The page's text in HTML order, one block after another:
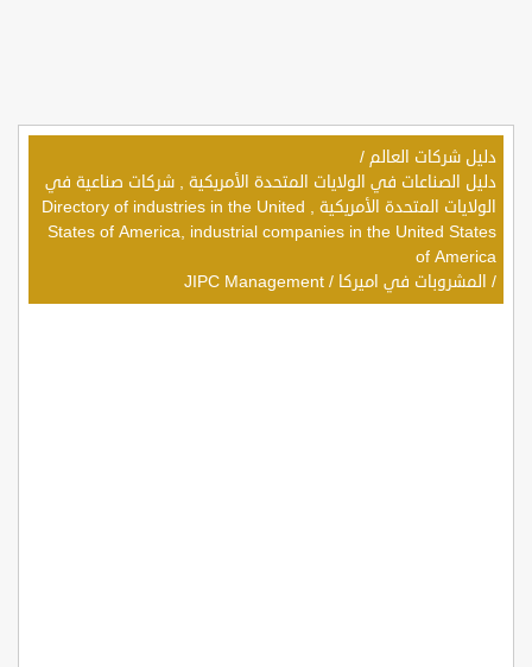
دليل شركات العالم /
دليل الصناعات في الولايات المتحدة الأمريكية , شركات صناعية في
الولايات المتحدة الأمريكية , Directory of industries in the United
States of America, industrial companies in the United States
of America
/ المشروبات في اميركا /
JIPC Management